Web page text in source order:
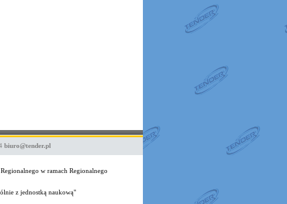
biuro@tender.pl
w ramach Regionalnego
z jednostką naukową"